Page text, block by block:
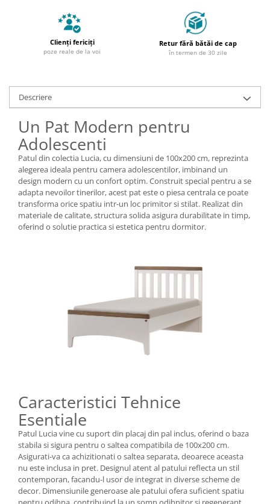
Clienți fericiți
poze reale de la voi
Retur fără bătăi de cap
în termen de 30 zile
Descriere
Un Pat Modern pentru
Adolescenti
Patul din colectia Lucia, cu dimensiuni de 100x200 cm, reprezinta
alegerea ideala pentru camera adolescentilor, imbinand un
design modern cu un confort optim. Construit special pentru a se
adapta nevoilor tinerilor, acest pat este o piesa centrala ce poate
transforma orice spatiu intr-un loc primitor si stilat. Realizat din
materiale de calitate, structura solida asigura durabilitate in timp,
oferind o solutie practica si estetica pentru dormitor.
Caracteristici Tehnice
Esentiale
Patul Lucia vine cu suport din placaj din pal inclus, oferind o baza
stabila si sigura pentru o saltea compatibila de 100x200 cm.
Asigurati-va ca achizitionati o saltea separata, deoarece aceasta
nu este inclusa in pret. Designul atent al patului reflecta un stil
contemporan, facandu-l usor de integrat in diverse scheme de
decor. Dimensiunile generoase ale patului ofera suficient spatiu